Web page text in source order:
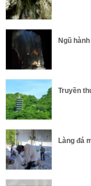
Ngũ
Truyền
Làng đá